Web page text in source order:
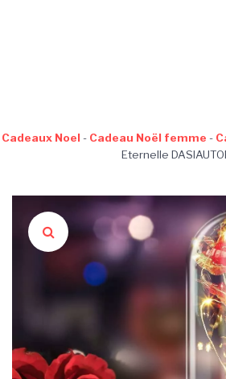
Cadeaux Noel - Cadeau Noël femme -
Eternelle